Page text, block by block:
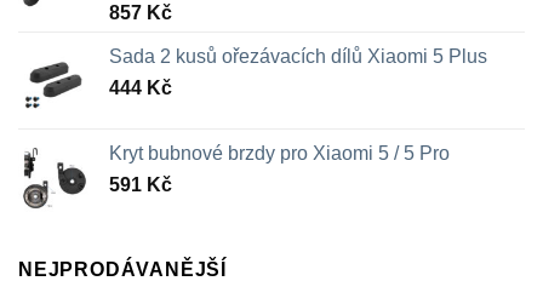
857 Kč
Sada 2 kusů ořezávacích dílů Xiaomi 5 Plus
444 Kč
Kryt bubnové brzdy pro Xiaomi 5 / 5 Pro
591 Kč
NEJPRODÁVANĚJŠÍ